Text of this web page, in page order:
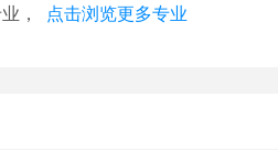
， 点击浏览更多专业